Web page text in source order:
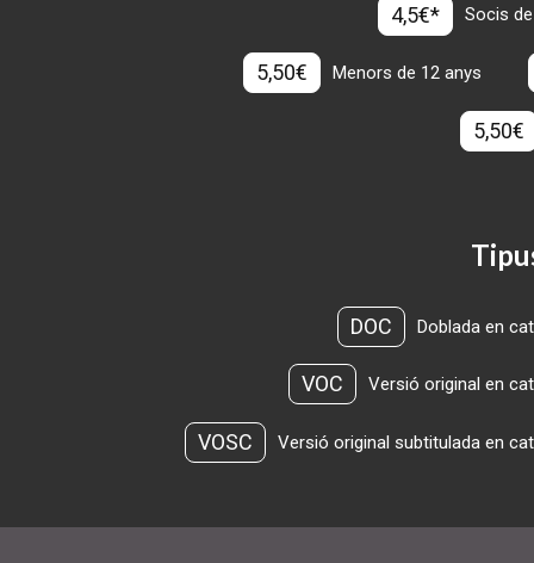
4,5€* Socis
5,50€ Menors de 12 anys
5,50€
DOC Doblada en
VOC Versió original en
VOSC Versió original subtitulada en